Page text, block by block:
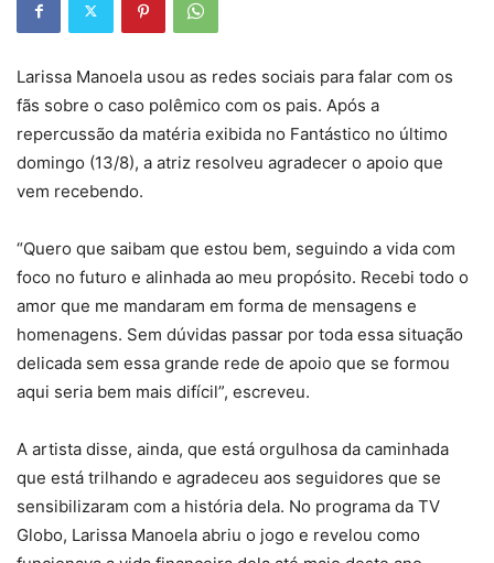
Larissa Manoela usou as redes sociais para falar com os
fãs sobre o caso polêmico com os pais. Após a
repercussão da matéria exibida no Fantástico no último
domingo (13/8), a atriz resolveu agradecer o apoio que
vem recebendo.
“Quero que saibam que estou bem, seguindo a vida com
foco no futuro e alinhada ao meu propósito. Recebi todo o
amor que me mandaram em forma de mensagens e
homenagens. Sem dúvidas passar por toda essa situação
delicada sem essa grande rede de apoio que se formou
aqui seria bem mais difícil”, escreveu.
A artista disse, ainda, que está orgulhosa da caminhada
que está trilhando e agradeceu aos seguidores que se
sensibilizaram com a história dela. No programa da TV
Globo, Larissa Manoela abriu o jogo e revelou como